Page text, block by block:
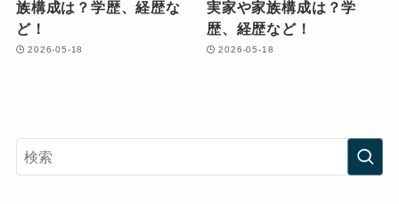
族構成は？学歴、経歴な
ど！
2026-05-18
実家や家族構成は？学
歴、経歴など！
2026-05-18